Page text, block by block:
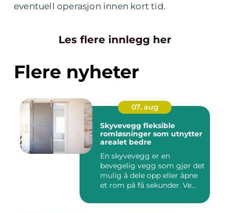
eventuell operasjon innen kort tid.
Les flere innlegg her
Flere nyheter
07. aug
Skyvevegg fleksible
romløsninger som utnytter
arealet bedre
En skyvevegg er en
bevegelig vegg som gjør det
mulig å dele opp eller åpne
et rom på få sekunder. Ve...